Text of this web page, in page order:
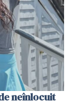
neînlocuit